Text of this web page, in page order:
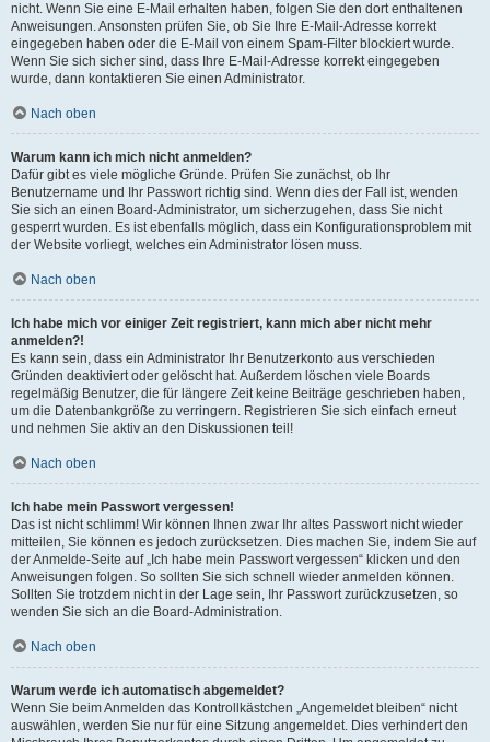
nicht. Wenn Sie eine E-Mail erhalten haben, folgen Sie den dort enthaltenen
Anweisungen. Ansonsten prüfen Sie, ob Sie Ihre E-Mail-Adresse korrekt
eingegeben haben oder die E-Mail von einem Spam-Filter blockiert wurde.
Wenn Sie sich sicher sind, dass Ihre E-Mail-Adresse korrekt eingegeben
wurde, dann kontaktieren Sie einen Administrator.
Nach oben
Warum kann ich mich nicht anmelden?
Dafür gibt es viele mögliche Gründe. Prüfen Sie zunächst, ob Ihr
Benutzername und Ihr Passwort richtig sind. Wenn dies der Fall ist, wenden
Sie sich an einen Board-Administrator, um sicherzugehen, dass Sie nicht
gesperrt wurden. Es ist ebenfalls möglich, dass ein Konfigurationsproblem mit
der Website vorliegt, welches ein Administrator lösen muss.
Nach oben
Ich habe mich vor einiger Zeit registriert, kann mich aber nicht mehr
anmelden?!
Es kann sein, dass ein Administrator Ihr Benutzerkonto aus verschieden
Gründen deaktiviert oder gelöscht hat. Außerdem löschen viele Boards
regelmäßig Benutzer, die für längere Zeit keine Beiträge geschrieben haben,
um die Datenbankgröße zu verringern. Registrieren Sie sich einfach erneut
und nehmen Sie aktiv an den Diskussionen teil!
Nach oben
Ich habe mein Passwort vergessen!
Das ist nicht schlimm! Wir können Ihnen zwar Ihr altes Passwort nicht wieder
mitteilen, Sie können es jedoch zurücksetzen. Dies machen Sie, indem Sie auf
der Anmelde-Seite auf „Ich habe mein Passwort vergessen“ klicken und den
Anweisungen folgen. So sollten Sie sich schnell wieder anmelden können.
Sollten Sie trotzdem nicht in der Lage sein, Ihr Passwort zurückzusetzen, so
wenden Sie sich an die Board-Administration.
Nach oben
Warum werde ich automatisch abgemeldet?
Wenn Sie beim Anmelden das Kontrollkästchen „Angemeldet bleiben“ nicht
auswählen, werden Sie nur für eine Sitzung angemeldet. Dies verhindert den